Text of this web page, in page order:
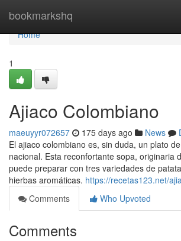
bookmarkshq
Home
Home
1
Ajiaco Colombiano
maeuyyr072657 175 days ago News
El ajiaco colombiano es, sin duda, un plato
nacional. Esta reconfortante sopa, originaria
puede preparar con tres variedades de
hierbas aromáticas. https://recetas123.net/
Comments
Who Upvoted
Comments